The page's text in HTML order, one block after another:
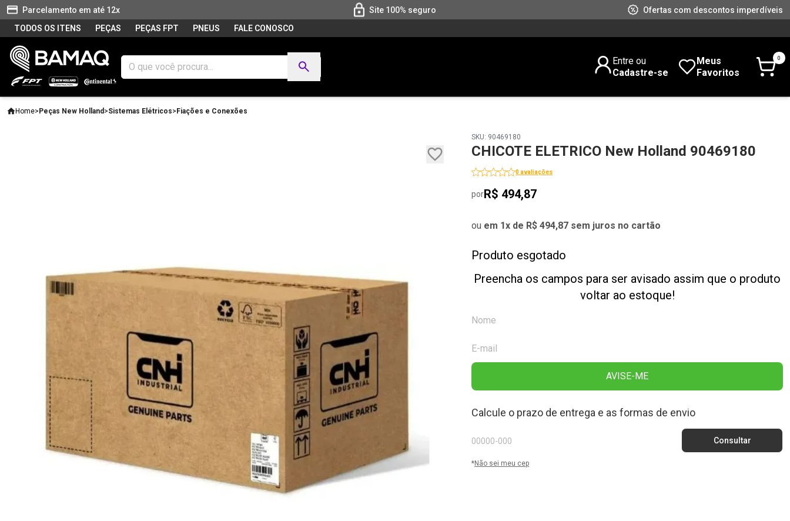
Parcelamento em até 12x Site 100% seguro
Ofertas com descontos imperdíveis
TODOS OS ITENS
PEÇAS PEÇAS FPT PNEUS FALE CONOSCO
Entre ou
Cadastre-se
Meus
Favoritos
0
Home> Peças New Holland >Sistemas Elétricos> Fiações e Conexões
SKU: 90469180
CHICOTE ELETRICO New Holland 90469180
0 avaliações
porR$ 494,87
ou em 1x de R$ 494,87 sem juros no cartão
Produto esgotado
Preencha os campos para ser avisado assim que o produto
voltar ao estoque!
AVISE-ME
Calcule o prazo de entrega e as formas de envio
*Não sei meu cep